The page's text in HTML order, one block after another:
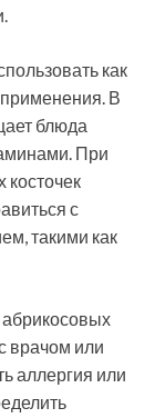
как
В
блюда
При
косточек
с
такими как
врачом или
аллергия или